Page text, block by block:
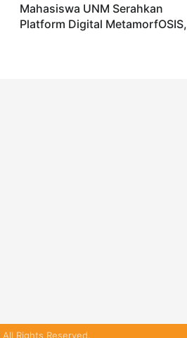
Mahasiswa UNM Serahkan
Platform Digital MetamorfOSIS,
All Rights Reserved.